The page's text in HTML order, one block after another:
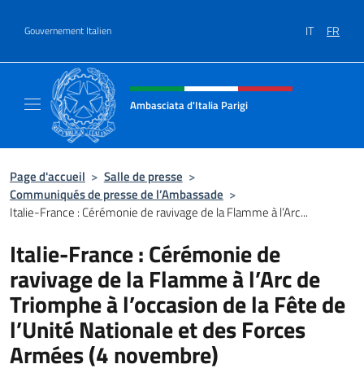
Gouvernement Italien IT FR
Site Web, social et en-tête de
Ambasciata d'Italia Parigi
Page d'accueil > Salle de presse >
Communiqués de presse de l’Ambassade >
Italie-France : Cérémonie de ravivage de la Flamme à l’Arc...
Italie-France : Cérémonie de
ravivage de la Flamme à l’Arc de
Triomphe à l’occasion de la Fête de
l’Unité Nationale et des Forces
Armées (4 novembre)